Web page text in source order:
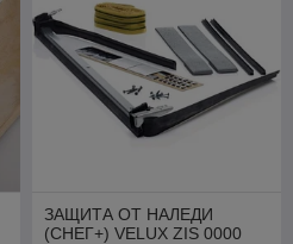
ЗАЩИТА ОТ НАЛЕДИ
(СНЕГ+) VELUX ZIS 0000